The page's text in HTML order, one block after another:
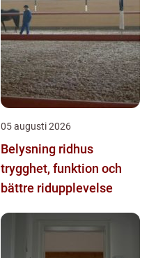
05 augusti 2026
Belysning ridhus
trygghet, funktion och
bättre ridupplevelse